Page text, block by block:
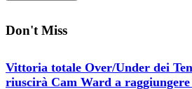
Don't Miss
Vittoria totale Over/Under dei
riuscirà Cam Ward a raggiungere